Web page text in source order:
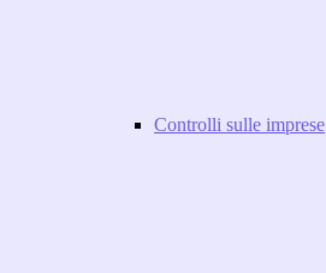
Controlli sulle imprese